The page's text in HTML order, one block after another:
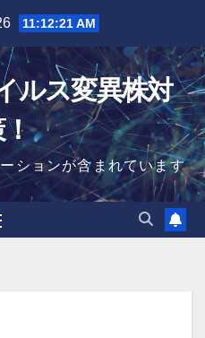
11:12:21 AM
ルス変異株対
ションが含まれています